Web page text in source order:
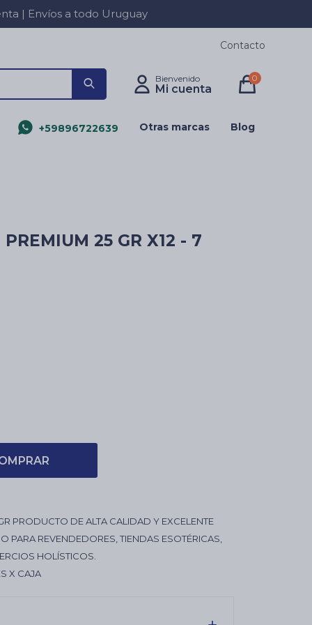
| Envíos a todo Uruguay
+59896722639 Otras marcas Blog
0
Contacto
25 GR X12 - 7
PRODUCTO DE ALTA CALIDAD Y EXCELENTE
PARA REVENDEDORES, TIENDAS ESOTÉRICAS,
HOLÍSTICOS.
X CAJA